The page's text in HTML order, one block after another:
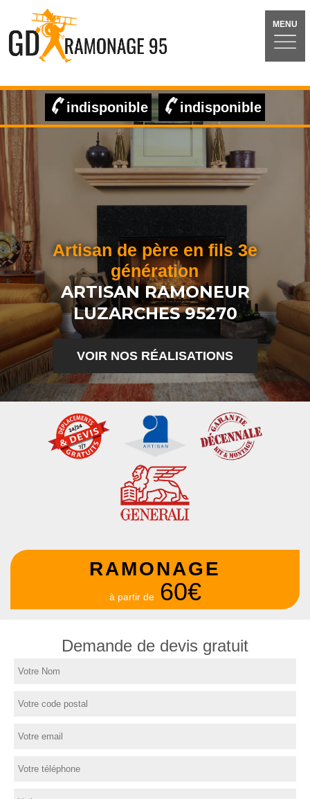
MENU
indisponible indisponible
Artisan de père en fils 3e
génération
ARTISAN RAMONEUR
LUZARCHES 95270
VOIR NOS RÉALISATIONS
RAMONAGE
à partir de 60€
Demande de devis gratuit